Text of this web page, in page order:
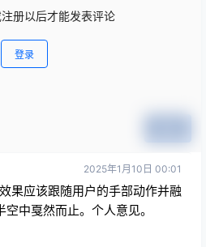
册以后才能发表评论
登录
2025年1月10日 00:01
果应该跟随用户的手部动作并融
中戛然而止。个人意见。